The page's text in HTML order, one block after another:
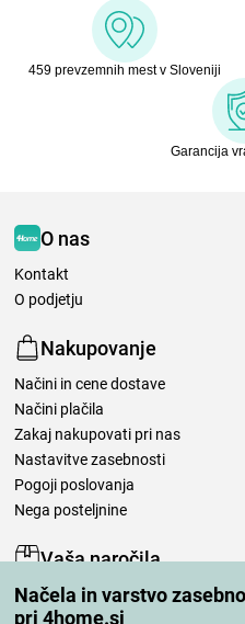
Načela in varstvo
pri 4home.si
459 prevzemnih mest v Sloveniji
Garancija
O nas
Kontakt
O podjetju
Nakupovanje
Načini in cene dostave
Načini plačila
Zakaj nakupovati pri nas
Nastavitve zasebnosti
Pogoji poslovanja
Nega posteljnine
Vaša naročila
Moj račun
Pregled naročil